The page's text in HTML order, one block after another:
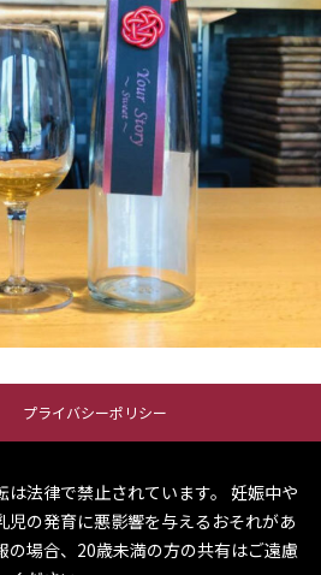
プライバシーポリシー
法律で禁止されています。 妊娠中や
児の発育に悪影響を与えるおそれがあ
の場合、20歳未満の方の共有はご遠慮